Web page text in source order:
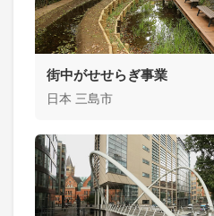
街中がせせらぎ事業
日本 三島市